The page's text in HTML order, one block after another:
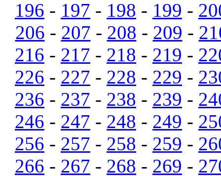
196 - 197 - 198 - 199 -
206 - 207 - 208 - 209 -
216 - 217 - 218 - 219 -
226 - 227 - 228 - 229 -
236 - 237 - 238 - 239 -
246 - 247 - 248 - 249 -
256 - 257 - 258 - 259 -
266 - 267 - 268 - 269 -